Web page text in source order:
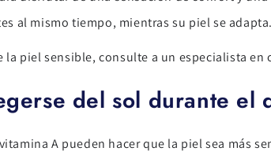
al mismo tiempo, mientras su piel se adapta.
piel sensible, consulte a un especialista en
del sol durante el
A pueden hacer que la piel sea más